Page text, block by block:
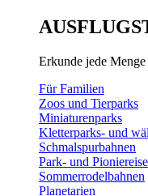
Erkunde jede
Für Familien
Zoos und Tierparks
Miniaturenparks
Kletterparks- und
Schmalspurbahnen
Park- und
Sommerrodelbahnen
Planetarien